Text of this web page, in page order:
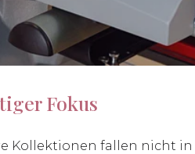
Fokus
Kollektionen fallen nicht in